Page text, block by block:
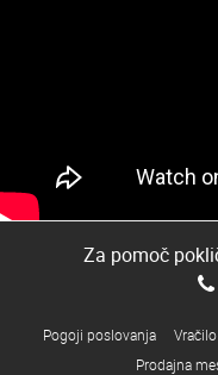
Za pomoč
Pogoji poslovanja
Prodajna